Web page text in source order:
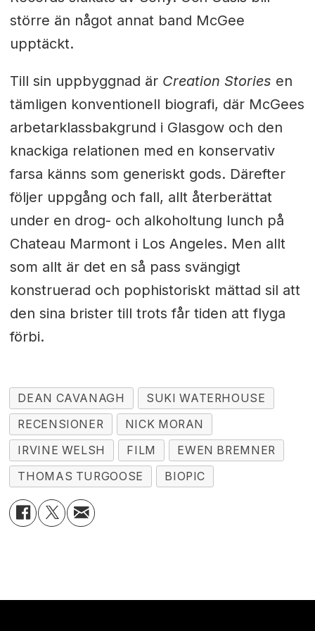
större än något annat band McGee
upptäckt.
Till sin uppbyggnad är Creation Stories en
tämligen konventionell biografi, där McGees
arbetarklassbakgrund i Glasgow och den
knackiga relationen med en konservativ
farsa känns som generiskt gods. Därefter
följer uppgång och fall, allt återberättat
under en drog- och alkoholtung lunch på
Chateau Marmont i Los Angeles. Men allt
som allt är det en så pass svängigt
konstruerad och pophistoriskt mättad sil att
den sina brister till trots får tiden att flyga
förbi.
DEAN CAVANAGH
SUKI WATERHOUSE
RECENSIONER
NICK MORAN
IRVINE WELSH
FILM
EWEN BREMNER
THOMAS TURGOOSE
BIOPIC